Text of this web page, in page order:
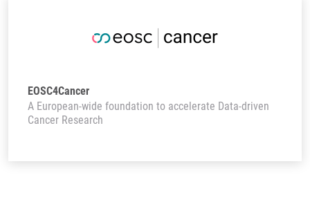
EOSC4Cancer
A European-wide foundation to accelerate Data-driven
Cancer Research